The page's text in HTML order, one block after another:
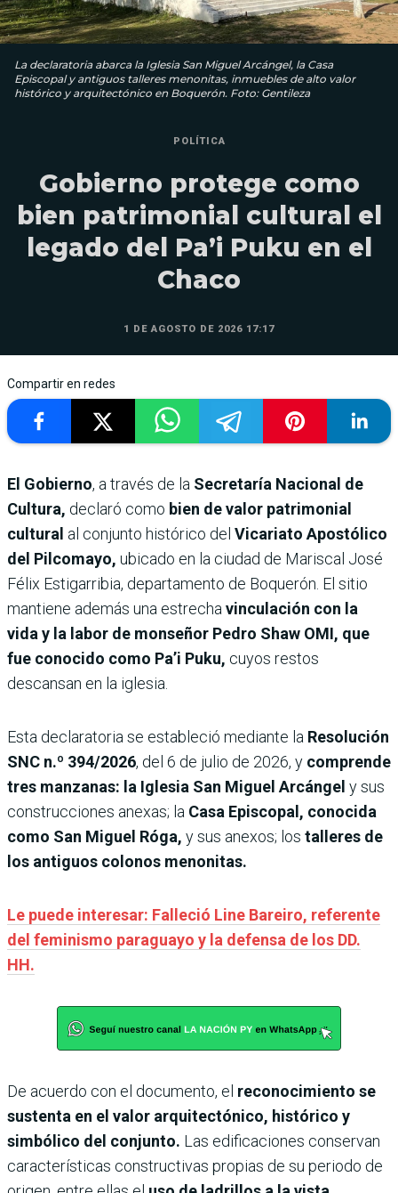
La declaratoria abarca la Iglesia San Miguel Arcángel, la Casa
Episcopal y antiguos talleres menonitas, inmuebles de alto valor
histórico y arquitectónico en Boquerón. Foto: Gentileza
POLÍTICA
Gobierno protege como
bien patrimonial cultural el
legado del Pa’i Puku en el
Chaco
1 DE AGOSTO DE 2026 17:17
Compartir en redes
El Gobierno, a través de la Secretaría Nacional de
Cultura, declaró como bien de valor patrimonial
cultural al conjunto histórico del Vicariato Apostólico
del Pilcomayo, ubicado en la ciudad de Mariscal José
Félix Estigarribia, departamento de Boquerón. El sitio
mantiene además una estrecha vinculación con la
vida y la labor de monseñor Pedro Shaw OMI, que
fue conocido como Pa’i Puku, cuyos restos
descansan en la iglesia.
Esta declaratoria se estableció mediante la Resolución
SNC n.º 394/2026, del 6 de julio de 2026, y comprende
tres manzanas: la Iglesia San Miguel Arcángel y sus
construcciones anexas; la Casa Episcopal, conocida
como San Miguel Róga, y sus anexos; los talleres de
los antiguos colonos menonitas.
Le puede interesar: Falleció Line Bareiro, referente
del feminismo paraguayo y la defensa de los DD.
HH.
De acuerdo con el documento, el reconocimiento se
sustenta en el valor arquitectónico, histórico y
simbólico del conjunto. Las edificaciones conservan
características constructivas propias de su periodo de